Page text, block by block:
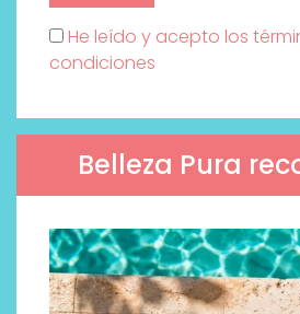
He leído y acepto los
condiciones
Belleza Pura